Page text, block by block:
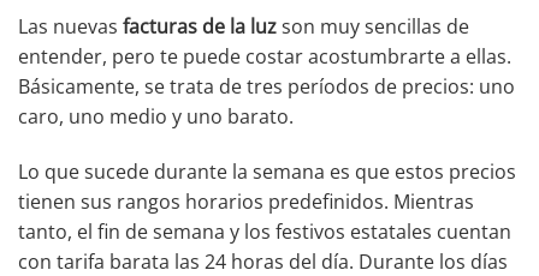
Las nuevas facturas de la luzson muy sencillas de
entender, pero te puede costar acostumbrarte a ellas.
Básicamente, se trata de tres períodos de precios: uno
caro, uno medio y uno barato.
Lo que sucede durante la semana es que estos precios
tienen sus rangos horarios predefinidos. Mientras
tanto, el fin de semana y los festivos estatales cuentan
con tarifa barata las 24 horas del día. Durante los días